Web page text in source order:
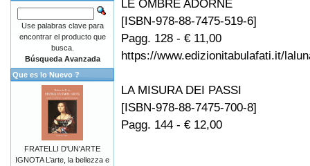
LE OMBRE ADORNE
[ISBN-978-88-7475-519-6]
Pagg. 128 - € 11,00
https://www.edizionitabulafati.it/
LA MISURA DEI PASSI
[ISBN-978-88-7475-700-8]
Pagg. 144 - € 12,00
Use palabras clave para
encontrar el producto que
busca.
Búsqueda Avanzada
Que es lo Nuevo ?
FRATELLI D'UN'ARTE
IGNOTA L’arte, la bellezza e